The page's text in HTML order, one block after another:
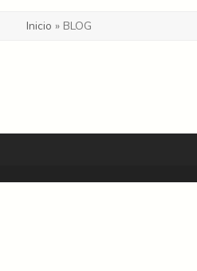
Inicio » BLOG